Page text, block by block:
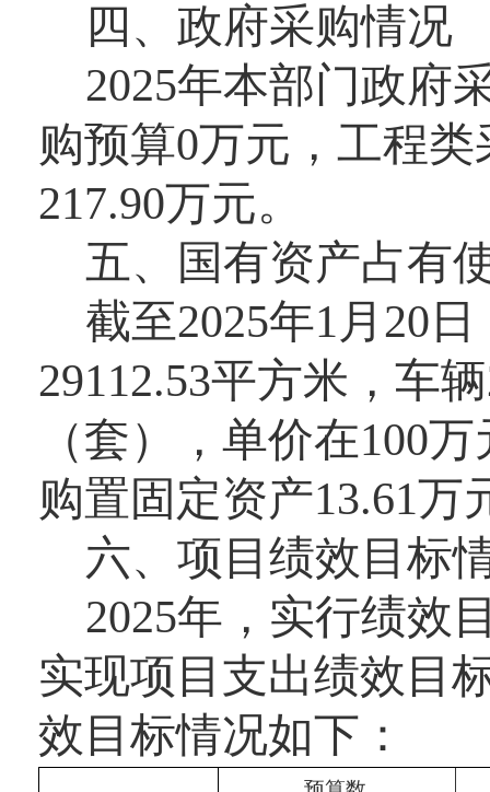
四、政府采购情况
2025年本部门政府
购预算0万元，工程
217.90万元。
五、国有资产占有
截至2025年1月20
29112.53平方米，车
（套），单价在100
购置固定资产13.61
六、项目绩效目标
2025年，实行绩效
实现项目支出绩效目
效目标情况如下：